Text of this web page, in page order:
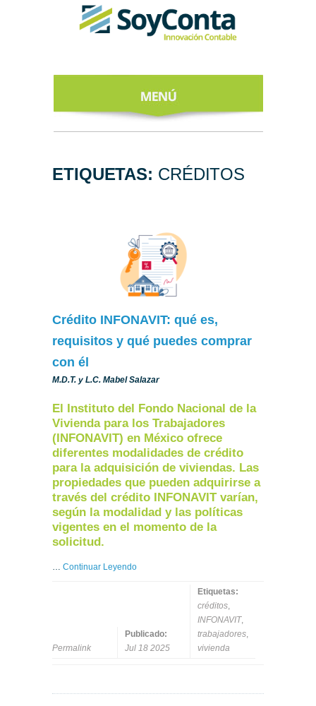
ACERCA DE
TODO SOBRE
EL CFDI 4.0
REGÍSTRATE
AL NEWSLETTER
ETIQUETAS: CRÉDITOS
Crédito INFONAVIT: qué es,
requisitos y qué puedes comprar
con él
M.D.T. y L.C. Mabel Salazar
El Instituto del Fondo Nacional de la
Vivienda para los Trabajadores
(INFONAVIT) en México ofrece
diferentes modalidades de crédito
para la adquisición de viviendas. Las
propiedades que pueden adquirirse a
través del crédito INFONAVIT varían,
según la modalidad y las políticas
vigentes en el momento de la
solicitud.
Continuar Leyendo
Permalink
Publicado:
Jul 18 2025
Etiquetas:
créditos
INFONAVIT,
trabajadores
vivienda